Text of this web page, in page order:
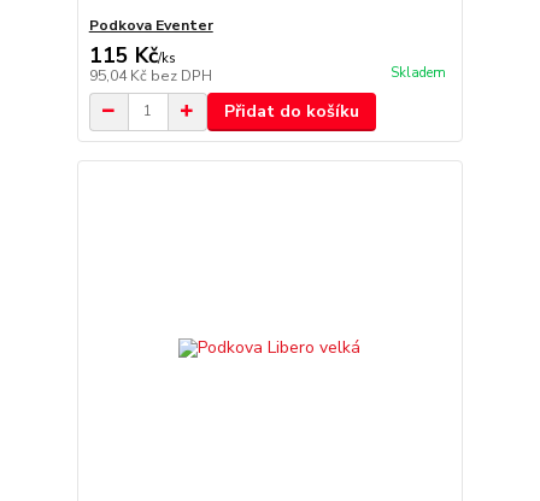
Podkova Eventer
115 Kč/ks
95,04 Kč bez DPH Skladem
Přidat do košíku